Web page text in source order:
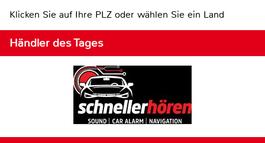
Klicken Sie auf Ihre PLZ oder wählen Sie ein Land
Händler des Tages